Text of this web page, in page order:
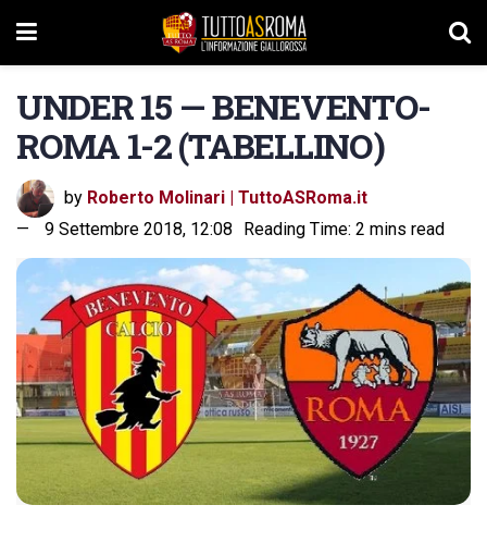
UNDER 15 — BENEVENTO-
ROMA 1-2 (TABELLINO)
by Roberto Molinari | TuttoASRoma.it
9 Settembre 2018, 12:08
Reading Time: 2 mins read